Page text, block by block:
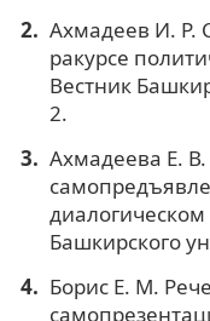
Ахмадеев И. Р.
ракурсе
Вестник
2.
Ахмадеева Е. В.
Башкирского
Борис Е. М.